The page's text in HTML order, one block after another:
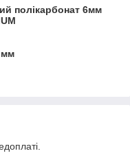
полікарбонат 6мм
мм